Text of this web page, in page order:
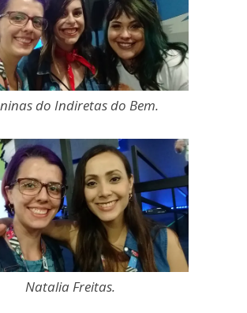
do Indiretas do Bem.
Natalia Freitas.